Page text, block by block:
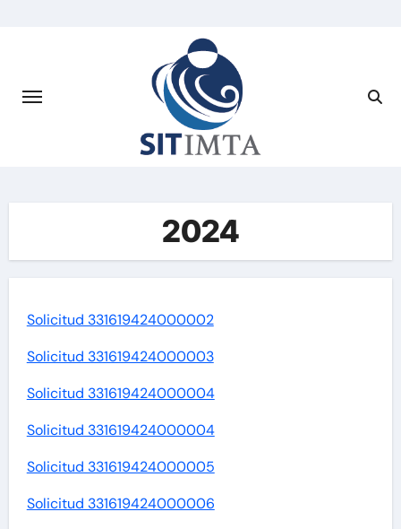
2024
Solicitud 331619424000002
Solicitud 331619424000003
Solicitud 331619424000004
Solicitud 331619424000004
Solicitud 331619424000005
Solicitud 331619424000006